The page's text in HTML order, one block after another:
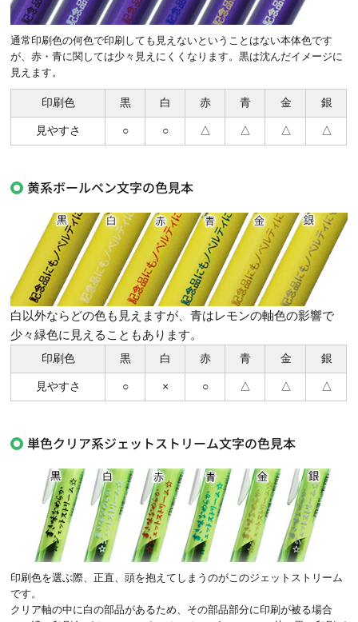
通常印刷色の何色で印刷しても見えないということはない本体色です
が、赤・青に関しては少々見えにくくなります。黒は沈んだイメージに
見えます。
印刷色 黒 白 赤 青 金 銀
見やすさ ○ ○ △ △ △ △
黄系ボールペン文字の色見本
白以外ならどの色も見えますが、青はレモンの軸色の影響で
少々緑色に見えることもあります。
印刷色 黒 白 赤 青 金 銀
見やすさ ○ × ○ △ △ △
単色クリア系ジェットストリーム文字の色見本
印刷色を選ぶ際、正直、頭を抱えてしまうのがこのジェットストリーム
です。
クリア軸の中に白の部品があるため、その部品部分に印刷が被る場合